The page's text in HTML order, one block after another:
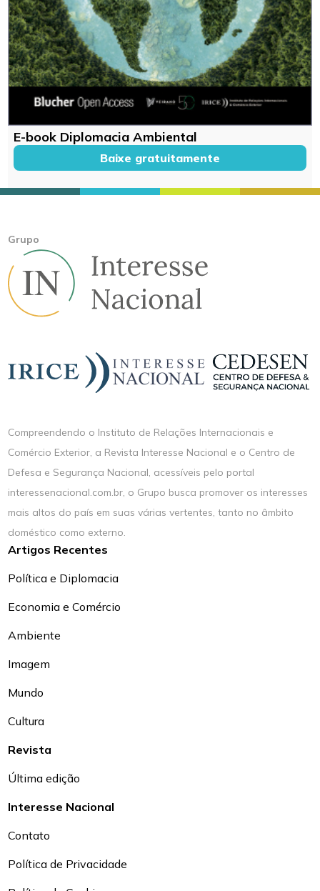
E-book Diplomacia Ambiental
Baixe gratuitamente
Grupo
Compreendendo o Instituto de Relações Internacionais e
Comércio Exterior, a Revista Interesse Nacional e o Centro de
Defesa e Segurança Nacional, acessíveis pelo portal
interessenacional.com.br, o Grupo busca promover os interesses
mais altos do país em suas várias vertentes, tanto no âmbito
doméstico como externo.
Artigos Recentes
Política e Diplomacia
Economia e Comércio
Ambiente
Imagem
Mundo
Cultura
Revista
Última edição
Interesse Nacional
Contato
Política de Privacidade